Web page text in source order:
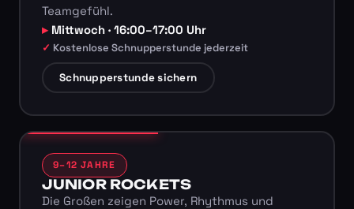
Teamgefühl.
Mittwoch · 16:00–17:00 Uhr
Kostenlose Schnupperstunde jederzeit
Schnupperstunde sichern
9–12 JAHRE
JUNIOR ROCKETS
Die Großen zeigen Power, Rhythmus und